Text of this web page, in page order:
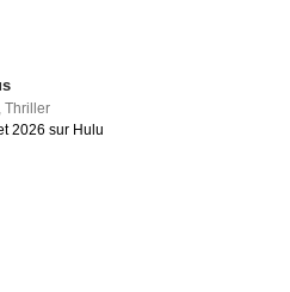
,Thriller
2026 sur Hulu